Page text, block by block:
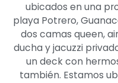
ubicados en una
playa Potrero,
dos camas queen,
ducha y jacuzzi
un deck con
también. Estamos